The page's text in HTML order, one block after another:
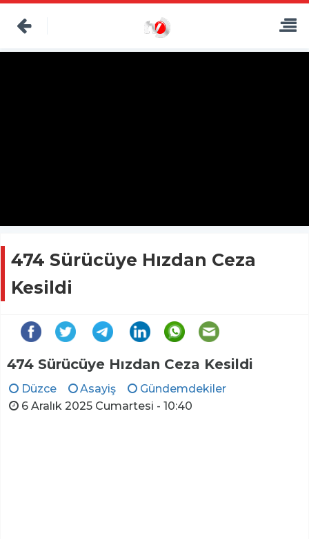
474 Sürücüye Hızdan Ceza
Kesildi
474 Sürücüye Hızdan Ceza Kesildi
Düzce Asayiş
Gündemdekiler
6 Aralık 2025 Cumartesi - 10:40